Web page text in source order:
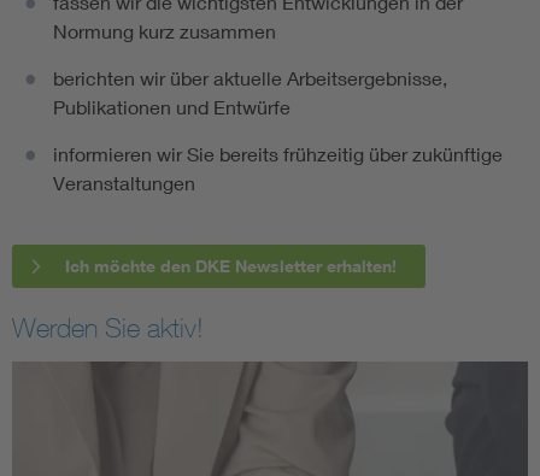
Normung kurz zusammen
berichten wir über aktuelle Arbeitsergebnisse,
Publikationen und Entwürfe
informieren wir Sie bereits frühzeitig über zukünftige
Veranstaltungen
Ich möchte den DKE Newsletter erhalten!
Werden Sie aktiv!